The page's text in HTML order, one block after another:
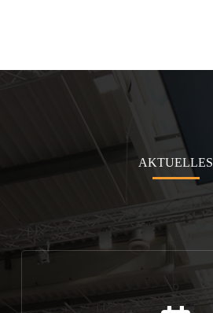
AKTUELLES